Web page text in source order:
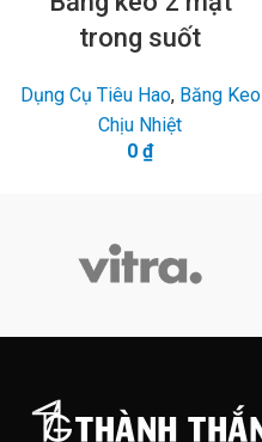
trong suốt
Dụng Cụ Tiêu Hao, Băng Keo
Chịu Nhiệt
0 ₫